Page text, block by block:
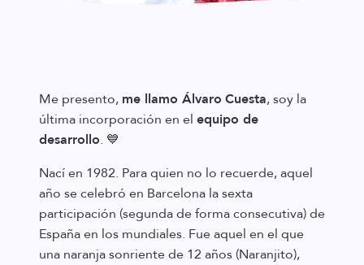
Me presento, me llamo Álvaro Cuesta, soy la
última incorporación en el equipo de
desarrollo. 💙
Nací en 1982. Para quien no lo recuerde, aquel
año se celebró en Barcelona la sexta
participación (segunda de forma consecutiva) de
España en los mundiales. Fue aquel en el que
una naranja sonriente de 12 años (Naranjito),